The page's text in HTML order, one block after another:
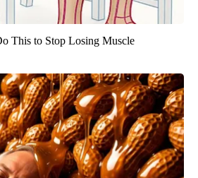
This to Stop Losing Muscle